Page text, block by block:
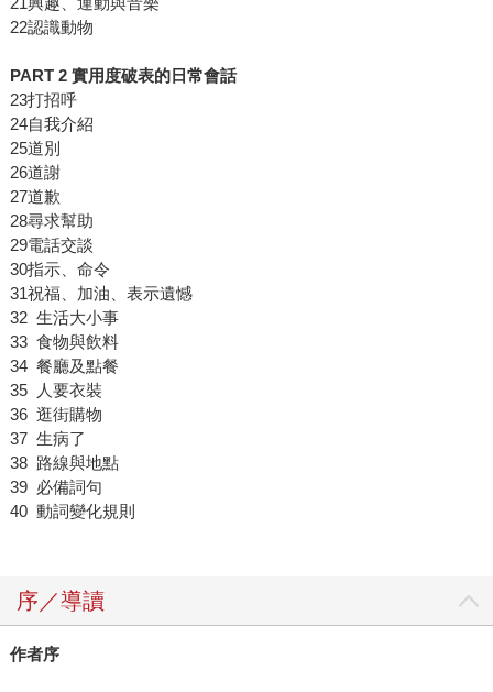
22認識動物
PART 2 實用度破表的日常會話
23打招呼
24自我介紹
25道別
26道謝
27道歉
28尋求幫助
29電話交談
30指示、命令
31祝福、加油、表示遺憾
32 生活大小事
33 食物與飲料
34 餐廳及點餐
35 人要衣裝
36 逛街購物
37 生病了
38 路線與地點
39 必備詞句
40 動詞變化規則
序／導讀
作者序